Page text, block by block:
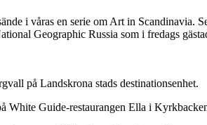
i våras en serie om Art in Scandinavia.
Geographic Russia som i fredags
på Landskrona stads destinationsenhet.
White Guide-restaurangen Ella i